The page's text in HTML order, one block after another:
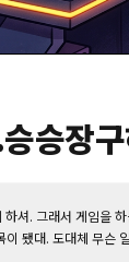
승장
셔. 그래서 게임을
됐대. 도대체 무슨